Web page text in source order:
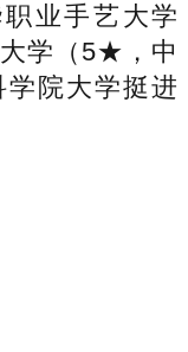
业手艺大学
学（5★，中
院大学挺进